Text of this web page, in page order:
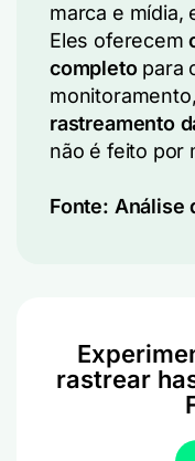
marca e mídia,
Eles oferecem
completopara
rastreamento
não é feito por
Fonte: Análise
rastrear